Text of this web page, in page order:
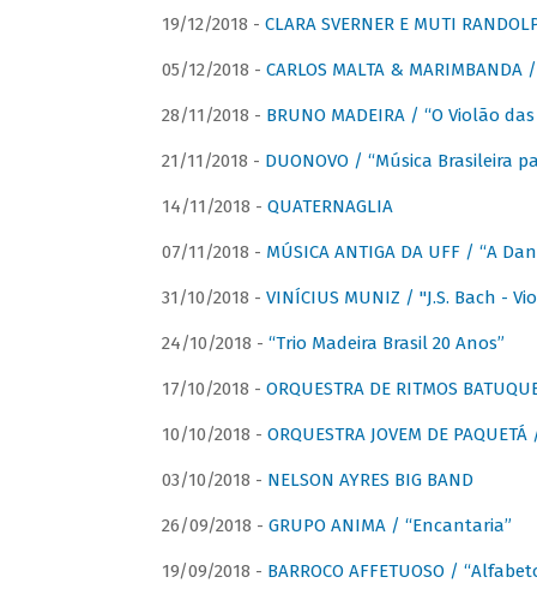
19/12/2018 - CLARA SVERNER E MUTI
05/12/2018 - CARLOS MALTA &
28/11/2018 - BRUNO MADEIRA / “O Violão
21/11/2018 - DUONOVO / “Música Brasileira
14/11/2018 - QUATERNAGLIA
07/11/2018 - MÚSICA ANTIGA DA UFF / “A
31/10/2018 - VINÍCIUS MUNIZ / "J.S. Bach -
24/10/2018 - “Trio Madeira Brasil 20 Anos”
17/10/2018 - ORQUESTRA DE RITMOS
10/10/2018 - ORQUESTRA JOVEM DE
03/10/2018 - NELSON AYRES BIG BAND
26/09/2018 - GRUPO ANIMA / “Encantaria”
19/09/2018 - BARROCO AFFETUOSO /